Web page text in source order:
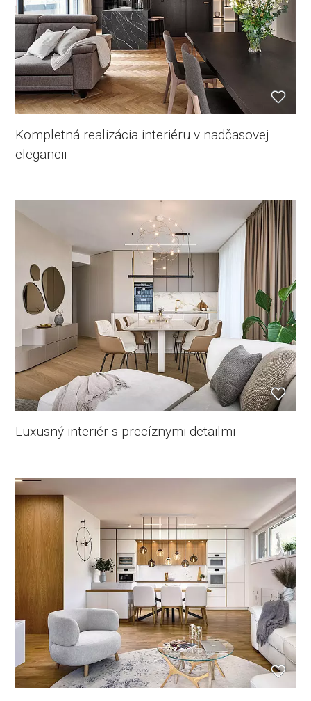
Kompletná realizácia interiéru v nadčasovej
elegancii
Luxusný interiér s precíznymi detailmi